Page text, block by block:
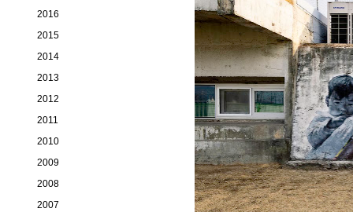
2016
2015
2014
2013
2012
2011
2010
2009
2008
2007